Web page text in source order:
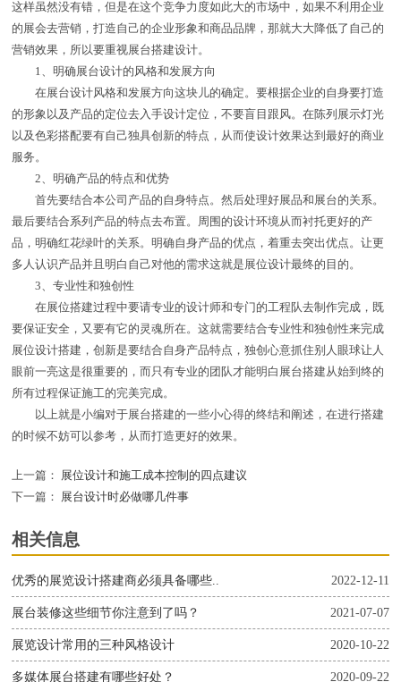
这样虽然没有错，但是在这个竞争力度如此大的市场中，如果不利用企业
的展会去营销，打造自己的企业形象和商品品牌，那就大大降低了自己的
营销效果，所以要重视展台搭建设计。
1、明确展台设计的风格和发展方向
在展台设计风格和发展方向这块儿的确定。要根据企业的自身要打造
的形象以及产品的定位去入手设计定位，不要盲目跟风。在陈列展示灯光
以及色彩搭配要有自己独具创新的特点，从而使设计效果达到最好的商业
服务。
2、明确产品的特点和优势
首先要结合本公司产品的自身特点。然后处理好展品和展台的关系。
最后要结合系列产品的特点去布置。周围的设计环境从而衬托更好的产
品，明确红花绿叶的关系。明确自身产品的优点，着重去突出优点。让更
多人认识产品并且明白自己对他的需求这就是展位设计最终的目的。
3、专业性和独创性
在展位搭建过程中要请专业的设计师和专门的工程队去制作完成，既
要保证安全，又要有它的灵魂所在。这就需要结合专业性和独创性来完成
展位设计搭建，创新是要结合自身产品特点，独创心意抓住别人眼球让人
眼前一亮这是很重要的，而只有专业的团队才能明白展台搭建从始到终的
所有过程保证施工的完美完成。
以上就是小编对于展台搭建的一些小心得的终结和阐述，在进行搭建
的时候不妨可以参考，从而打造更好的效果。
上一篇：
展位设计和施工成本控制的四点建议
下一篇：
展台设计时必做哪几件事
相关信息
2022-12-11
优秀的展览设计搭建商必须具备哪些..
2021-07-07
展台装修这些细节你注意到了吗？
2020-10-22
展览设计常用的三种风格设计
2020-09-22
多媒体展台搭建有哪些好处？